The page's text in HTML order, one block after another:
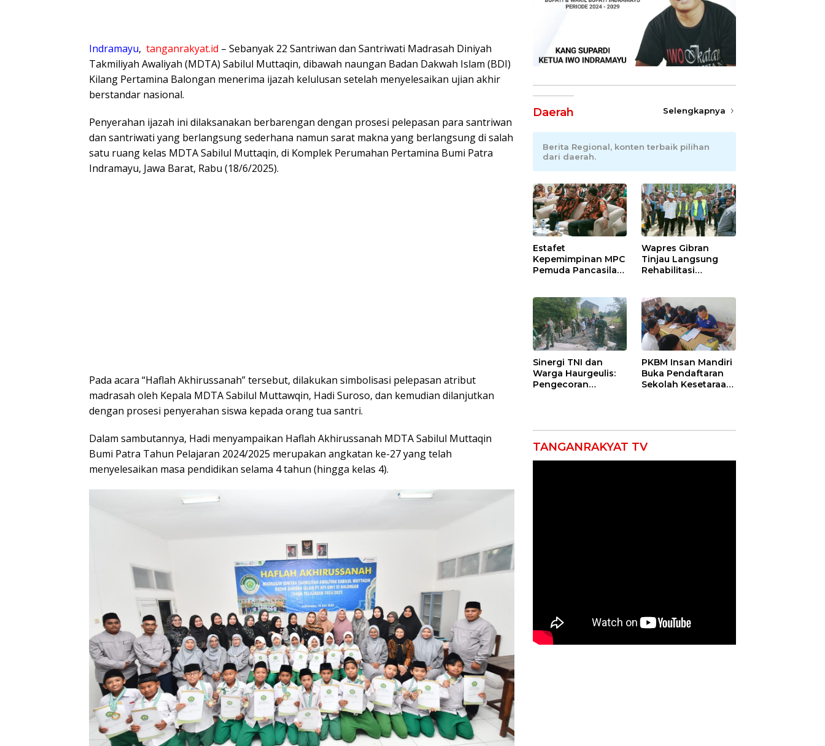
Indramayu, tanganrakyat.id – Sebanyak 22 Santriwan dan Santriwati Madrasah Diniyah
Takmiliyah Awaliyah (MDTA) Sabilul Muttaqin, dibawah naungan Badan Dakwah Islam (BDI)
Kilang Pertamina Balongan menerima ijazah kelulusan setelah menyelesaikan ujian akhir
berstandar nasional.
Penyerahan ijazah ini dilaksanakan berbarengan dengan prosesi pelepasan para santriwan
dan santriwati yang berlangsung sederhana namun sarat makna yang berlangsung di salah
satu ruang kelas MDTA Sabilul Muttaqin, di Komplek Perumahan Pertamina Bumi Patra
Indramayu, Jawa Barat, Rabu (18/6/2025).
Pada acara “Haflah Akhirussanah” tersebut, dilakukan simbolisasi pelepasan atribut
madrasah oleh Kepala MDTA Sabilul Muttawqin, Hadi Suroso, dan kemudian dilanjutkan
dengan prosesi penyerahan siswa kepada orang tua santri.
Dalam sambutannya, Hadi menyampaikan Haflah Akhirussanah MDTA Sabilul Muttaqin
Bumi Patra Tahun Pelajaran 2024/2025 merupakan angkatan ke-27 yang telah
menyelesaikan masa pendidikan selama 4 tahun (hingga kelas 4).
Daerah Selengkapnya
Berita Regional, konten terbaik pilihan
dari daerah.
Estafet
Kepemimpinan MPC
Pemuda Pancasila
Sugianto Dipastikan
Pimpin Organisasi
Lewat Muscablub
Wapres Gibran
Tinjau Langsung
Rehabilitasi
Targetkan
Konektivitas Pulih
Cepat
Sinergi TNI dan
Warga Haurgeulis:
Pengecoran
Rampung
PKBM Insan Mandiri
Buka Pendaftaran
Sekolah Kesetaraan
TANGANRAKYAT TV